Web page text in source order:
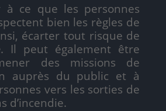
ce que les personnes
bien les règles de
écarter tout risque de
. Il peut également être
des missions de
auprès du public et à
vers les sorties de
d’incendie.